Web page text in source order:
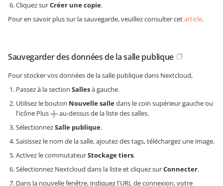
Cliquez surCréer une copie.
Pour en savoir plus sur la sauvegarde, veuillez consulter cetarticle.
Sauvegarder des données de la salle publique
Pour stocker vos données de la salle publique dans Nextcloud,
Passez à la section Sallesà gauche.
Utilisez le bouton Nouvelle salledans le coin supérieur gauche ou
l'icône Plus
au-dessus de la liste des salles.
SélectionnezSalle publique.
Saisissez le nom de la salle, ajoutez des tags, téléchargez une image.
Activez le commutateurStockage tiers.
Sélectionnez Nextcloud dans la liste et cliquez surConnecter.
Dans la nouvelle fenêtre, indiquez l'URL de connexion, votre